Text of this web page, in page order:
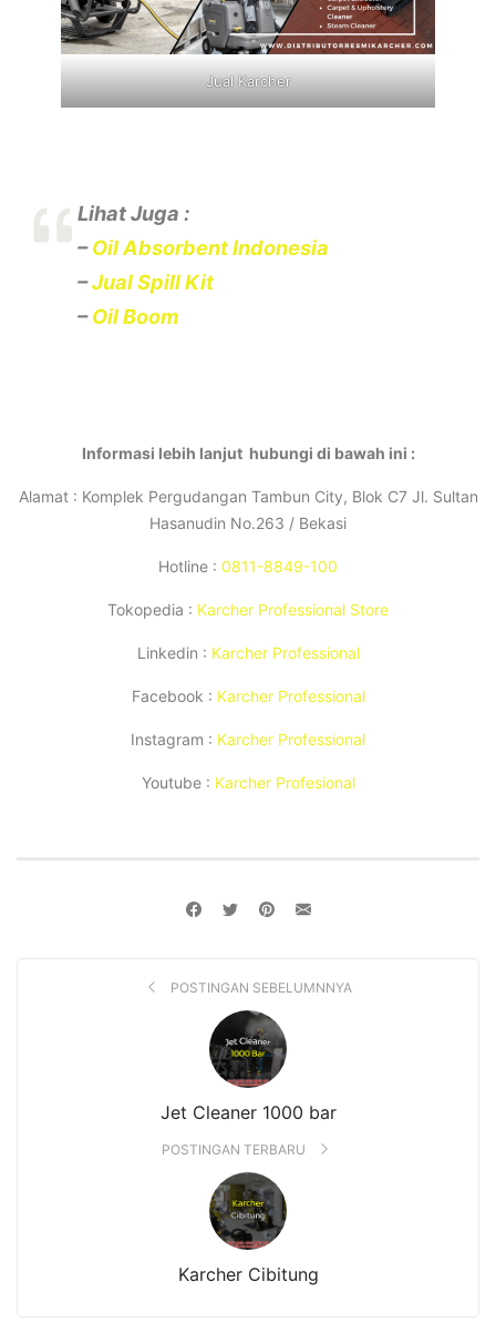
Jual Karcher
Lihat Juga :
–Oil Absorbent Indonesia
–Jual Spill Kit
–Oil Boom
Informasi lebih lanjut hubungi di bawah ini :
Alamat : Komplek Pergudangan Tambun City, Blok C7 Jl. Sultan
Hasanudin No.263 / Bekasi
Hotline : 0811-8849-100
Tokopedia : Karcher Professional Store
Linkedin : Karcher Professional
Facebook : Karcher Professional
Instagram : Karcher Professional
Youtube : Karcher Profesional
POSTINGAN SEBELUMNNYA
Jet Cleaner 1000 bar
POSTINGAN TERBARU
Karcher Cibitung